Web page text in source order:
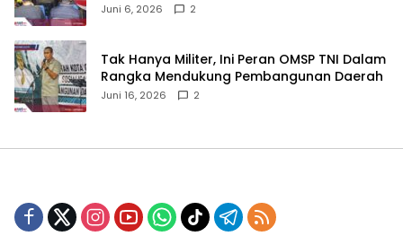
Juni 6, 2026 2
‎Tak Hanya Militer, Ini Peran OMSP TNI Dalam
Rangka Mendukung Pembangunan Daerah
Juni 16, 2026 2